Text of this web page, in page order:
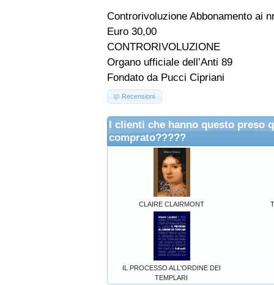
Controrivoluzione Abbonamento ai
Euro 30,00
CONTRORIVOLUZIONE
Organo ufficiale dell’Anti 89
Fondato da Pucci Cipriani
Recensioni
I clienti che hanno questo preso
comprato?????
CLAIRE CLAIRMONT
IL PROCESSO ALL'ORDINE DEI
TEMPLARI